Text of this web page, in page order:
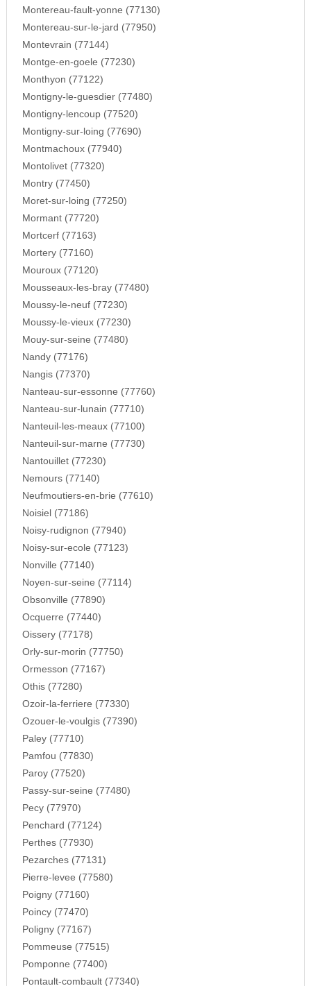
Montereau-fault-yonne (77130)
Montereau-sur-le-jard (77950)
Montevrain (77144)
Montge-en-goele (77230)
Monthyon (77122)
Montigny-le-guesdier (77480)
Montigny-lencoup (77520)
Montigny-sur-loing (77690)
Montmachoux (77940)
Montolivet (77320)
Montry (77450)
Moret-sur-loing (77250)
Mormant (77720)
Mortcerf (77163)
Mortery (77160)
Mouroux (77120)
Mousseaux-les-bray (77480)
Moussy-le-neuf (77230)
Moussy-le-vieux (77230)
Mouy-sur-seine (77480)
Nandy (77176)
Nangis (77370)
Nanteau-sur-essonne (77760)
Nanteau-sur-lunain (77710)
Nanteuil-les-meaux (77100)
Nanteuil-sur-marne (77730)
Nantouillet (77230)
Nemours (77140)
Neufmoutiers-en-brie (77610)
Noisiel (77186)
Noisy-rudignon (77940)
Noisy-sur-ecole (77123)
Nonville (77140)
Noyen-sur-seine (77114)
Obsonville (77890)
Ocquerre (77440)
Oissery (77178)
Orly-sur-morin (77750)
Ormesson (77167)
Othis (77280)
Ozoir-la-ferriere (77330)
Ozouer-le-voulgis (77390)
Paley (77710)
Pamfou (77830)
Paroy (77520)
Passy-sur-seine (77480)
Pecy (77970)
Penchard (77124)
Perthes (77930)
Pezarches (77131)
Pierre-levee (77580)
Poigny (77160)
Poincy (77470)
Poligny (77167)
Pommeuse (77515)
Pomponne (77400)
Pontault-combault (77340)